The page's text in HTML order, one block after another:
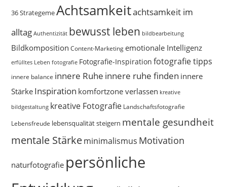
36 StrategemeAchtsamkeitachtsamkeit im
alltag Authentizität bewusst leben bildbearbeitung
Bildkomposition Content-Marketing emotionale Intelligenz
erfülltes Leben fotografie Fotografie-Inspiration fotografie tipps
innere balance innere Ruhe innere ruhe finden innere
Stärke Inspiration komfortzone verlassen kreative
bildgestaltung kreative Fotografie Landschaftsfotografie
Lebensfreude lebensqualität steigern mentale gesundheit
mentale Stärkeminimalismus Motivation
naturfotografie persönliche